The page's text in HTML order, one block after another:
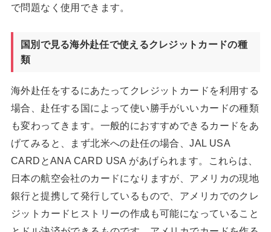
で問題なく使用できます。
国別で見る海外赴任で使えるクレジットカードの種
類
海外赴任をするにあたってクレジットカードを利用する
場合、赴任する国によって使い勝手がいいカードの種類
も変わってきます。一般的におすすめできるカードをあ
げてみると、まず北米への赴任の場合、JAL USA
CARDとANA CARD USA があげられます。これらは、
日本の航空会社のカードになりますが、アメリカの現地
銀行と提携して発行しているもので、アメリカでのクレ
ジットカードヒストリーの作成も可能になっていること